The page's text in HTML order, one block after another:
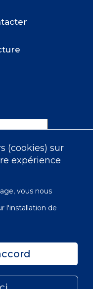
(cookies) sur
expérience
vous nous
l'installation de
Carte du site